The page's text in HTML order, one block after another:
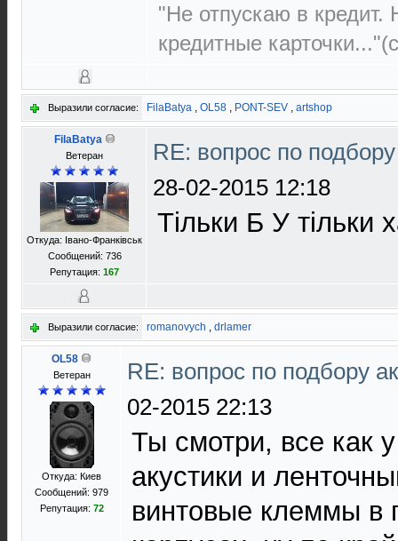
"Не отпускаю в
кредитные
Выразили согласие: FilaBatya , OL58 , PONT-SEV , artshop
FilaBatya
Ветеран
Откуда: Івано-Франківськ
Сообщений: 736
Репутация: 167
RE: вопрос по
28-02-2015 12:18
Тільки Б У тільки
Выразили согласие: romanovych , drlamer
OL58
Ветеран
Откуда: Киев
Сообщений: 979
Репутация: 72
RE: вопрос по подбору
02-2015 22:13
Ты смотри, все как
акустики и
винтовые клеммы в